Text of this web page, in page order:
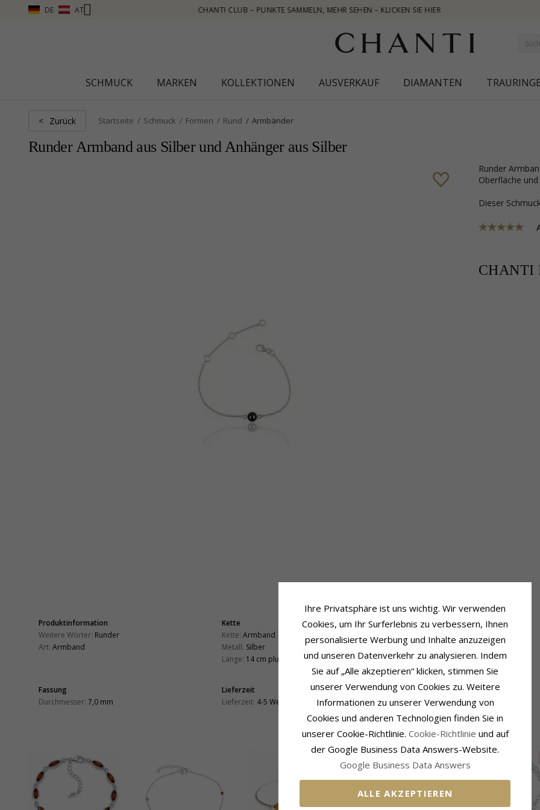
DE AT
SAMMELN, MEHR SEHEN – KLICKEN SIE HIER
SCHMUCK MARKEN KOLLEKTIONEN AUSVERKAUF DIAMANTEN
< Zurück Startseite Schmuck Formen Rund Armbänder
Runder Armband aus Silber und Anhänger aus Silber
runder Armband aus Silber und Anhänger aus Silber mit sandgestrahlter
Oberfläche
Dieser
CHANTI
Produktinformation
Weitere Wörter: Runder
Art: Armband
Kette
Kette: Armband
Metall: Silber
Länge: 14 cm plus 5 cm
Anhänger
Anhänger:
Anhänger
Metall:
Oberfläche: Sandgestrahlter
Fassung
Durchmesser: 7,0 mm
Lieferzeit
Lieferzeit: 4-5 Werktage
VERWANDTE PRODUKTE
Ihre Privatsphäre ist uns wichtig. Wir verwenden
Cookies, um Ihr Surferlebnis zu verbessern, Ihnen
personalisierte Werbung und Inhalte anzuzeigen
und unseren Datenverkehr zu analysieren. Indem
Sie auf „Alle akzeptieren“ klicken, stimmen Sie
unserer Verwendung von Cookies zu. Weitere
Informationen zu unserer Verwendung von
Cookies und anderen Technologien finden Sie in
unserer Cookie-Richtlinie. Cookie-Richtlinie und auf
der Google Business Data Answers-Website.
Google Business Data Answers
ALLE AKZEPTIEREN